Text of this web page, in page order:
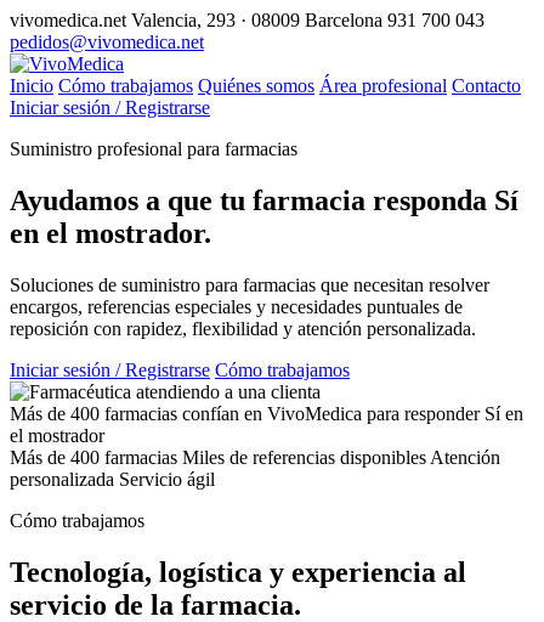
vivomedica.net Valencia, 293 · 08009 Barcelona 931 700 043
pedidos@vivomedica.net
Inicio Cómo trabajamos Quiénes somos Área profesional Contacto
Iniciar sesión / Registrarse
Suministro profesional para farmacias
Ayudamos a que tu farmacia responda Sí
en el mostrador.
Soluciones de suministro para farmacias que necesitan resolver
encargos, referencias especiales y necesidades puntuales de
reposición con rapidez, flexibilidad y atención personalizada.
Iniciar sesión / Registrarse Cómo trabajamos
Más de 400 farmacias confían en VivoMedica para responder Sí en
el mostrador
Más de 400 farmacias Miles de referencias disponibles Atención
personalizada Servicio ágil
Cómo trabajamos
Tecnología, logística y experiencia al
servicio de la farmacia.